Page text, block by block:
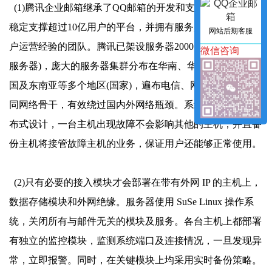
(1)腾讯企业邮箱继承了QQ邮箱的开发和支撑体系，一个能
稳定支撑超过10亿用户的平台，并拥有服务超过1亿活跃用
户运营经验的团队。腾讯已架设服务器2000多台(不含存储
服务器)，庞大的服务器集群分布在华南、华北、香港、美
国及东南亚等多个地区(国家)，遍布电信、网通、移动等不
同网络骨干，有效绕过国内外网络瓶颈。系统均采用冗余分
布式设计，一台主机出现故障不会影响其他的主机，并且备
份主机将接管故障主机的业务，保证用户还能够正常使用。
(2)只有必要的接入模块才会部署在带有外网 IP 的主机上，
数据存储模块和外网绝缘。服务器使用 SuSe Linux 操作系
统，关闭所有与邮件无关的模块及服务。各台主机上都部署
有独立的监控模块，监测系统端口及连接情况，一旦发现异
常，立即报警。同时，在关键模块上均采用实时备份策略。
网站后期客服
微信咨询